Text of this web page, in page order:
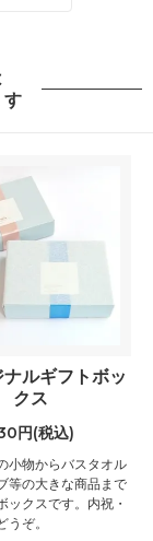
ルギフトボッ
クス
円(税込)
小物からバスタオル
等の大きな商品まで
ックスです。内祝・
うぞ。